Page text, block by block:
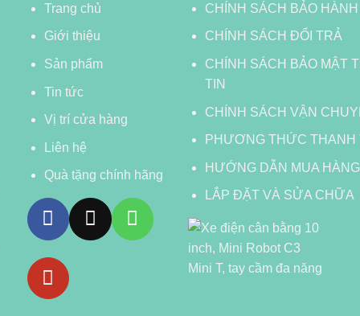
Trang chủ
Giới thiệu
Sản phẩm
Tin tức
Vị trí cửa hàng
Liên hệ
Quà tặng chính hãng
CHÍNH SÁCH BẢO HÀNH
CHÍNH SÁCH ĐỔI TRẢ
CHÍNH SÁCH BẢO MẬT
TIN
CHÍNH SÁCH VẬN
PHƯƠNG THỨC THANH
HƯỚNG DẪN MUA HÀNG
LẮP ĐẶT VÀ SỬA CHỮA